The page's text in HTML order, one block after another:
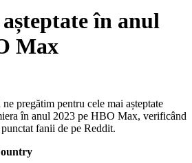
în anul
Max
pregătim pentru cele mai așteptate
în anul 2023 pe HBO Max, verificând
fanii de pe Reddit.